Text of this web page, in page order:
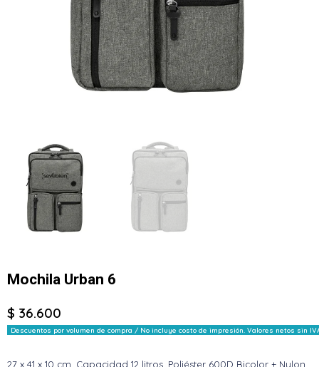
Mochila Urban 6
$ 36.600
Descuentos por volumen de compra / No incluye costo de impresión. Valores netos sin
27 x 41 x 10 cm. Capacidad 12 litros. Poliéster 600D Bicolor + Nylon